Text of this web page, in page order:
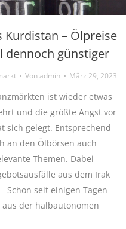
Kurdistan – Ölpreise
dennoch günstiger
Vonadmin März 29, 2023
ist wieder etwas
und die größte Angst vor
sich gelegt. Entsprechend
an den Ölbörsen auch
Themen. Dabei
aus dem Irak
seit einigen Tagen
der halbautonomen